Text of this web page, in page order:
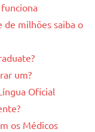
de milhões saiba o
um?
Oficial
os Médicos